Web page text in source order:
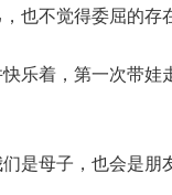
也不觉得委屈的存
乐着，第一次带
是母子，也会是